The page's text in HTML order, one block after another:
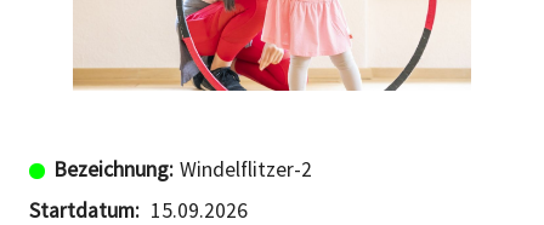
Windelflitzer-2
15.09.2026